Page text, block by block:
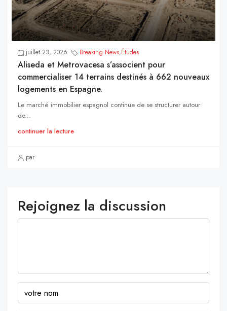
juillet 23, 2026 Breaking News,Études
Aliseda et Metrovacesa s’associent pour
commercialiser 14 terrains destinés à 662 nouveaux
logements en Espagne.
Le marché immobilier espagnol continue de se structurer autour
de...
continuer la lecture
par
Rejoignez la discussion